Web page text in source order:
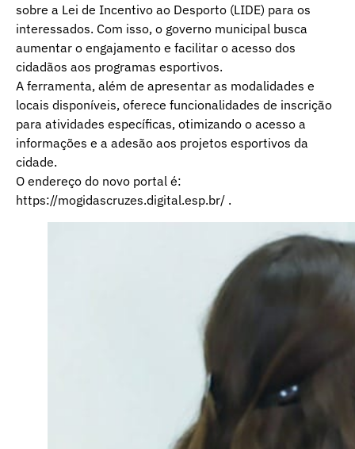
sobre a Lei de Incentivo ao Desporto (LIDE) para os
interessados. Com isso, o governo municipal busca
aumentar o engajamento e facilitar o acesso dos
cidadãos aos programas esportivos.
A ferramenta, além de apresentar as modalidades e
locais disponíveis, oferece funcionalidades de inscrição
para atividades específicas, otimizando o acesso a
informações e a adesão aos projetos esportivos da
cidade.
O endereço do novo portal é:
https://mogidascruzes.digital.esp.br/ .